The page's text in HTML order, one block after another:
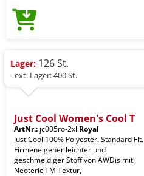
Lager: 126 St.
- ext. Lager: 400 St.
Just Cool Women's Cool T
ArtNr.: jc005ro-2xl Royal
Just Cool 100% Polyester. Standard Fit.
Firmeneigener leichter und
geschmeidiger Stoff von AWDis mit
Neoteric TM Textur,